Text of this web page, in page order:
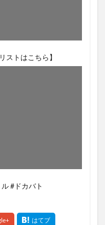
ストはこちら】
#ドカバト